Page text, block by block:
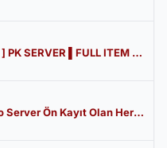
❌ LOGOSWAR.COM ❌ [ 83/1 ] PK SERVER ▌FULL ITEM BAŞLANGIÇ ▌Adım Atamayacağın Kadar Kalabalık
EskiKnightOnline v25xMyko Server Ön Kayıt Olan Herkese Ful Puss Starter Paket Hediye 08 Mayıs 22:00!